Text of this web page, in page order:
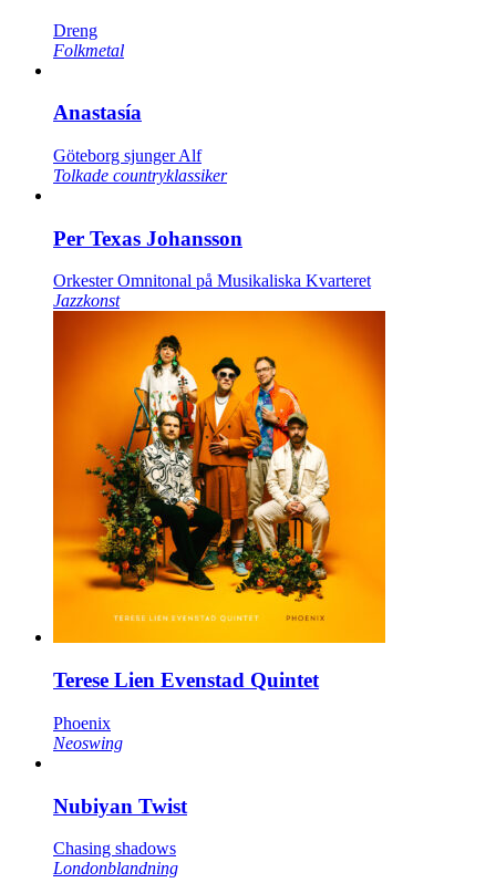
Dreng
Folkmetal
Anastasía
Göteborg sjunger Alf
Tolkade countryklassiker
Per Texas Johansson
Orkester Omnitonal på Musikaliska Kvarteret
Jazzkonst
Terese Lien Evenstad Quintet
Phoenix
Neoswing
Nubiyan Twist
Chasing shadows
Londonblandning